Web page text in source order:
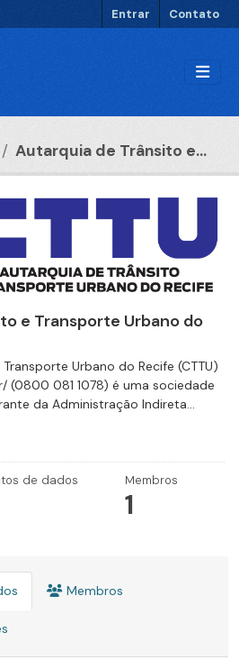
Entrar Contato
Autarquia de Trânsito e...
e Transporte Urbano do
Urbano do Recife (CTTU)
(0800 081 1078) é uma sociedade
da Administração Indireta...
de dados Membros
1
Membros